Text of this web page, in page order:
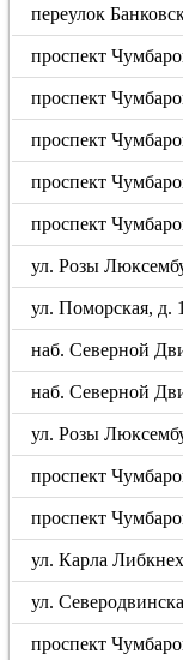
переулок
проспект
проспект
проспект
проспект
проспект
ул. Розы
ул. Поморская, д.
наб. Северной
наб. Северной
ул. Розы
проспект
проспект
ул. Карла
ул.
проспект